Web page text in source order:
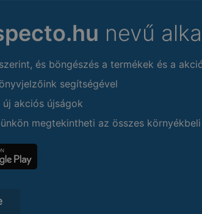
nevű
és böngészés a termékek és a
segítségével
akciós újságok
megtekintheti az összes